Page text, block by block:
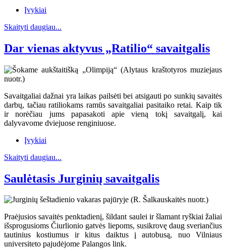
Įvykiai
Skaityti daugiau...
Dar vienas aktyvus „Ratilio“ savaitgalis
Savaitgaliai dažnai yra laikas pailsėti bei atsigauti po sunkių savaitės
darbų, tačiau ratiliokams ramūs savaitgaliai pasitaiko retai. Kaip tik
ir norėčiau jums papasakoti apie vieną tokį savaitgalį, kai
dalyvavome dviejuose renginiuose.
Įvykiai
Skaityti daugiau...
Saulėtasis Jurginių savaitgalis
Praėjusios savaitės penktadienį, šildant saulei ir šlamant ryškiai žaliai
išsprogusioms Čiurlionio gatvės liepoms, susikrovę daug sveriančius
tautinius kostiumus ir kitus daiktus į autobusą, nuo Vilniaus
universiteto pajudėjome Palangos link.